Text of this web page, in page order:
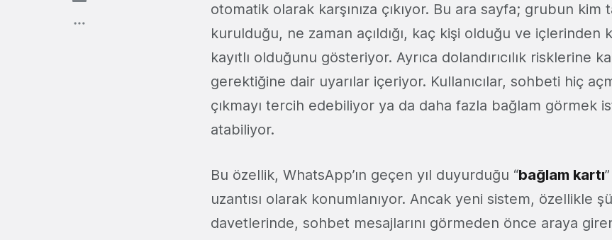
otomatik olarak karşınıza çıkıyor. Bu ara sayfa; grubun kim
kurulduğu, ne zaman açıldığı, kaç kişi olduğu ve içlerinden
kayıtlı olduğunu gösteriyor. Ayrıca dolandırıcılık risklerine
gerektiğine dair uyarılar içeriyor. Kullanıcılar, sohbeti hiç
çıkmayı tercih edebiliyor ya da daha fazla bağlam görmek
atabiliyor.
Bu özellik, WhatsApp’ın geçen yıl duyurduğu “bağlam kartı
uzantısı olarak konumlanıyor. Ancak yeni sistem, özellikle
davetlerinde, sohbet mesajlarını görmeden önce araya